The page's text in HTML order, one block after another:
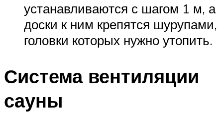
устанавливаются с шагом 1 м, а
доски к ним крепятся шурупами,
головки которых нужно утопить.
Система вентиляции
сауны